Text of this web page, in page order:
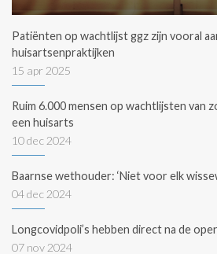
Patiënten op wachtlijst ggz zijn vooral
huisartsenpraktijken
15 apr 2025
Ruim 6.000 mensen op wachtlijsten van
een huisarts
10 dec 2024
Baarnse wethouder: ‘Niet voor elk
04 dec 2024
Longcovidpoli’s hebben direct na de
07 nov 2024